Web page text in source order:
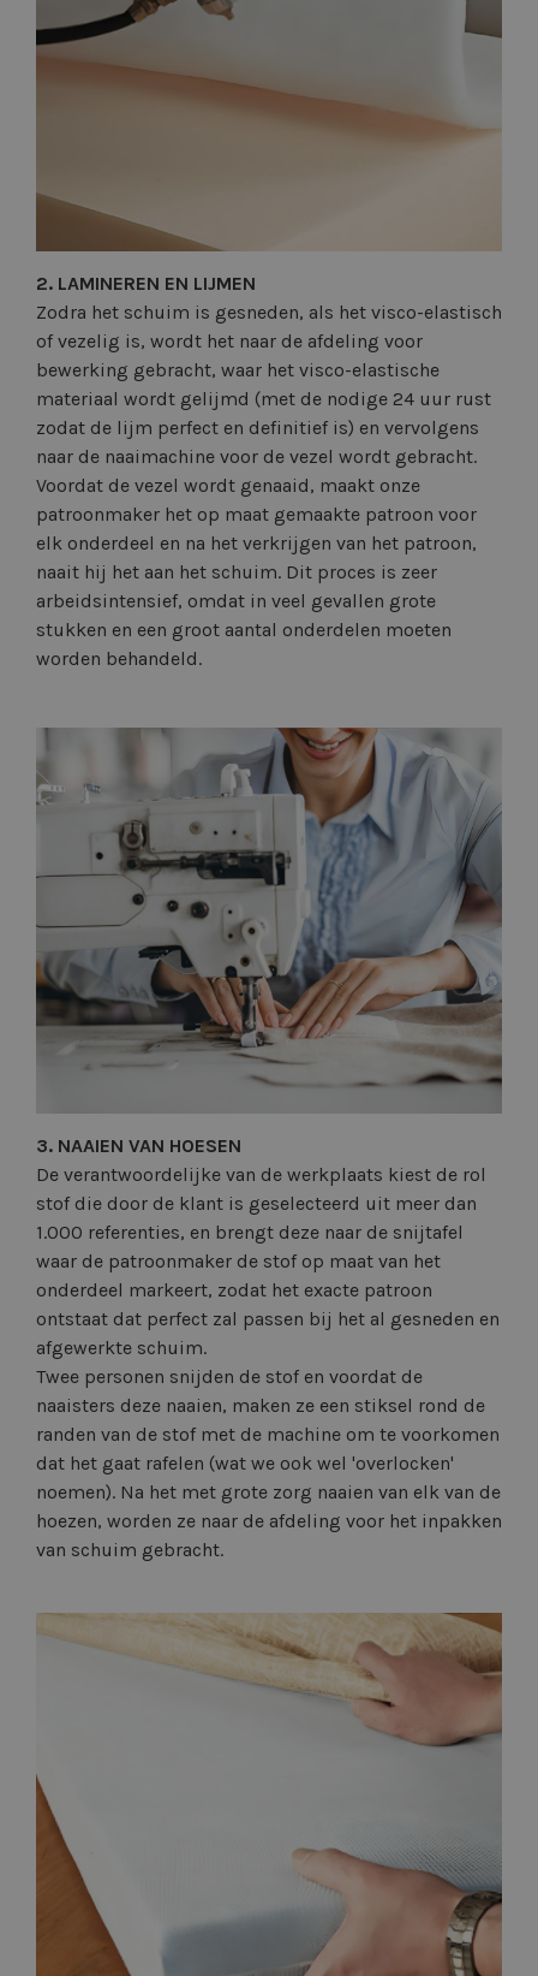
2. LAMINEREN EN LIJMEN
Zodra het schuim is gesneden, als het visco-elastisch
of vezelig is, wordt het naar de afdeling voor
bewerking gebracht, waar het visco-elastische
materiaal wordt gelijmd (met de nodige 24 uur rust
zodat de lijm perfect en definitief is) en vervolgens
naar de naaimachine voor de vezel wordt gebracht.
Voordat de vezel wordt genaaid, maakt onze
patroonmaker het op maat gemaakte patroon voor
elk onderdeel en na het verkrijgen van het patroon,
naait hij het aan het schuim. Dit proces is zeer
arbeidsintensief, omdat in veel gevallen grote
stukken en een groot aantal onderdelen moeten
worden behandeld.
3. NAAIEN VAN HOESEN
De verantwoordelijke van de werkplaats kiest de rol
stof die door de klant is geselecteerd uit meer dan
1.000 referenties, en brengt deze naar de snijtafel
waar de patroonmaker de stof op maat van het
onderdeel markeert, zodat het exacte patroon
ontstaat dat perfect zal passen bij het al gesneden en
afgewerkte schuim.
Twee personen snijden de stof en voordat de
naaisters deze naaien, maken ze een stiksel rond de
randen van de stof met de machine om te voorkomen
dat het gaat rafelen (wat we ook wel 'overlocken'
noemen). Na het met grote zorg naaien van elk van de
hoezen, worden ze naar de afdeling voor het inpakken
van schuim gebracht.